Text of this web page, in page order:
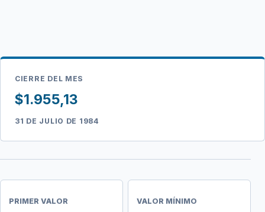
CIERRE DEL MES
$1.955,13
31 DE JULIO DE 1984
PRIMER VALOR VALOR MÍNIMO